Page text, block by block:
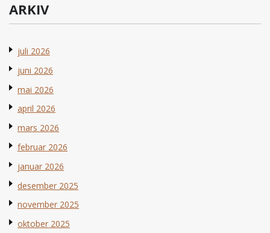
ARKIV
juli 2026
juni 2026
mai 2026
april 2026
mars 2026
februar 2026
januar 2026
desember 2025
november 2025
oktober 2025